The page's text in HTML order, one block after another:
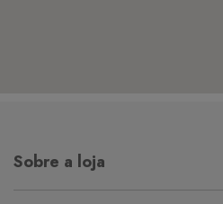
Sobre a loja